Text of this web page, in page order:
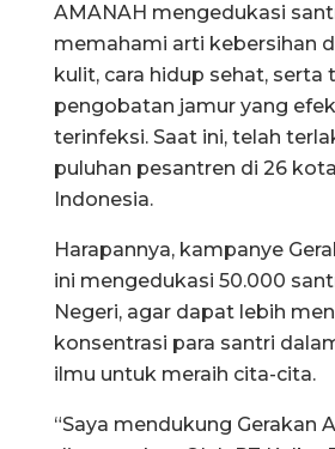
AMANAH mengedukasi
memahami arti kebersihan
kulit, cara hidup sehat, serta
pengobatan jamur yang
terinfeksi. Saat ini, telah
puluhan pesantren di 26
Indonesia.
Harapannya, kampanye
ini mengedukasi 50.000
Negeri, agar dapat lebih
konsentrasi para santri
ilmu untuk meraih cita-cita.
“Saya mendukung Gerakan